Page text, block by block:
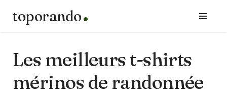
contenu
toporando
Les meilleurs t-shirts
mérinos de randonnée